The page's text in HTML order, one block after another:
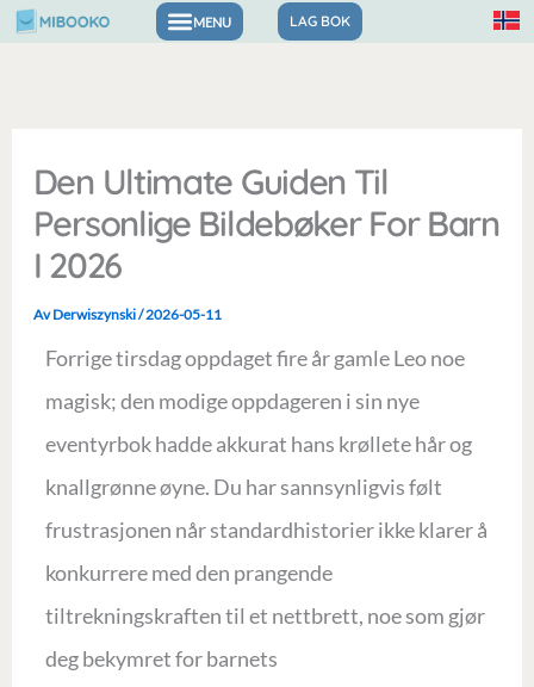
Hopp
LAG BOK
Den Ultimate Guiden Til
Personlige Bildebøker For Barn
I 2026
Av Derwiszynski/2026-05-11
Forrige tirsdag oppdaget fire år gamle Leo noe
magisk; den modige oppdageren i sin nye
eventyrbok hadde akkurat hans krøllete hår og
knallgrønne øyne. Du har sannsynligvis følt
frustrasjonen når standardhistorier ikke klarer å
konkurrere med den prangende
tiltrekningskraften til et nettbrett, noe som gjør
deg bekymret for barnets